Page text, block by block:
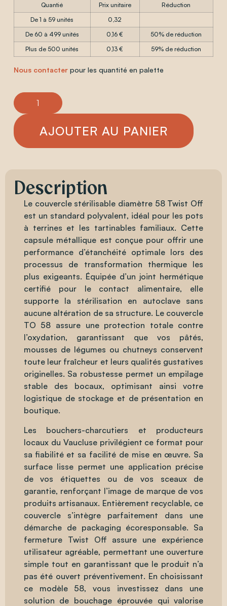
Quantié Prix unitaire
Réduction
De 1 à 59 unités
0,32
De 60 à 499 unités
0,16 €
50% de réduction
Plus de 500 unités
0,13 € 59% de réduction
Nous contacter pour les quantité en palette
AJOUTER AU PANIER
Description
Le couvercle stérilisable diamètre 58 Twist Off
est un standard polyvalent, idéal pour les pots
à terrines et les tartinables familiaux. Cette
capsule métallique est conçue pour offrir une
performance d’étanchéité optimale lors des
processus de transformation thermique les
plus exigeants. Équipée d’un joint hermétique
certifié pour le contact alimentaire, elle
supporte la stérilisation en autoclave sans
aucune altération de sa structure. Le couvercle
TO 58 assure une protection totale contre
l’oxydation, garantissant que vos pâtés,
mousses de légumes ou chutneys conservent
toute leur fraîcheur et leurs qualités gustatives
originelles. Sa robustesse permet un empilage
stable des bocaux, optimisant ainsi votre
logistique de stockage et de présentation en
boutique.
Les bouchers-charcutiers et producteurs
locaux du Vaucluse privilégient ce format pour
sa fiabilité et sa facilité de mise en œuvre. Sa
surface lisse permet une application précise
de vos étiquettes ou de vos sceaux de
garantie, renforçant l’image de marque de vos
produits artisanaux. Entièrement recyclable, ce
couvercle s’intègre parfaitement dans une
démarche de packaging écoresponsable. Sa
fermeture Twist Off assure une expérience
utilisateur agréable, permettant une ouverture
simple tout en garantissant que le produit n’a
pas été ouvert préventivement. En choisissant
ce modèle 58, vous investissez dans une
solution de bouchage éprouvée qui valorise